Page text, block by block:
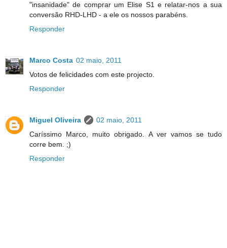
"insanidade" de comprar um Elise S1 e relatar-nos a sua
conversão RHD-LHD - a ele os nossos parabéns.
Responder
Marco Costa 02 maio, 2011
Votos de felicidades com este projecto.
Responder
Miguel Oliveira
02 maio, 2011
Caríssimo Marco, muito obrigado. A ver vamos se tudo
corre bem. ;)
Responder